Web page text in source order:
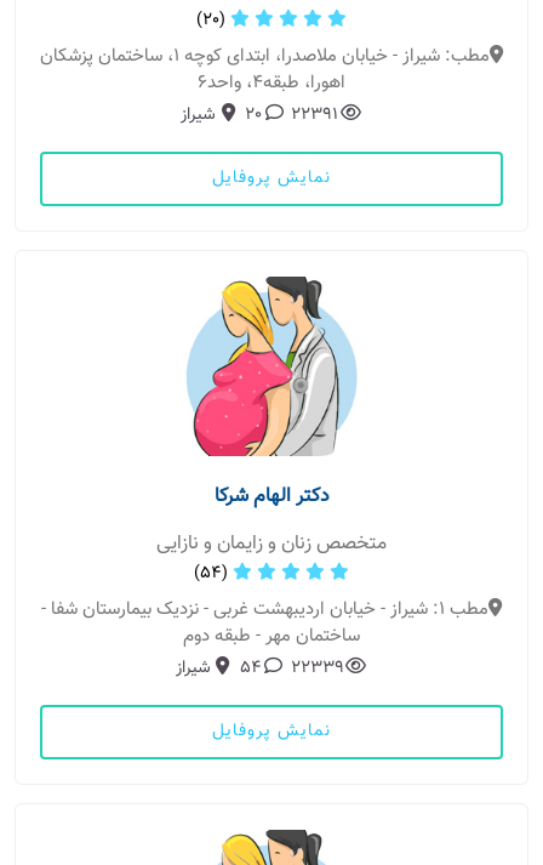
(20)
مطب: شیراز - خیابان ملاصدرا، ابتدای کوچه 1، ساختمان پزشکان
اهورا، طبقه4، واحد6
22391
20 شیراز
نمایش پروفایل
دکتر الهام شرکا
متخصص زنان و زایمان و نازایی
(54)
مطب 1: شیراز - خیابان اردیبهشت غربی - نزدیک بیمارستان شفا -
ساختمان مهر - طبقه دوم
22339
54 شیراز
نمایش پروفایل